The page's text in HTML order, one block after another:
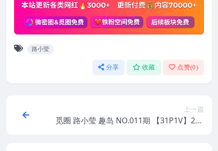
路小莹
分享 收藏 点赞(0)
上一篇
觅圈 路小莹 趣岛 NO.011期 【31P1V】202